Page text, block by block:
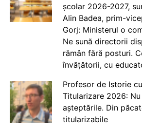
școlar 2026-2027,
Alin Badea, prim-
Gorj: Ministerul o
Ne sună directorii
rămân fără posturi.
învățătorii, cu
Profesor de Istorie
Titularizare 2026:
așteptările. Din
titularizabile